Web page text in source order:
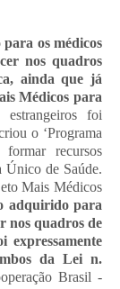
os médicos
nos quadros
ainda que já
Médicos para
foi
o ‘Programa
recursos
Único de Saúde.
Mais Médicos
adquirido para
nos quadros de
expressamente
da Lei n.
Brasil -